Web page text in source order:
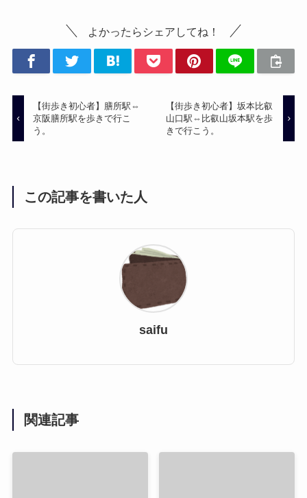
よかったらシェアしてね！
【街歩き初心者】膳所駅⇔
京阪膳所駅を歩きで行こ
う。
【街歩き初心者】坂本比叡
山口駅⇔比叡山坂本駅を歩
きで行こう。
この記事を書いた人
saifu
関連記事